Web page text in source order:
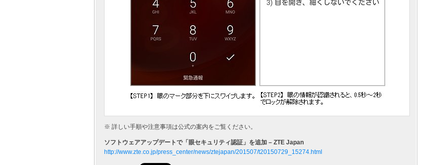
※ 詳しい手順や注意事項は公式の案内をご覧ください。
ソフトウェアアップデートで「眼セキュリティ認証」を追加 – ZTE Japan
http://www.zte.co.jp/press_center/news/ztejapan/201507/t20150729_15274.html